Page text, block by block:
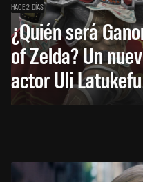
HACE 2 DÍAS
¿Quién será
of Zelda? Un
actor Uli Latukefu